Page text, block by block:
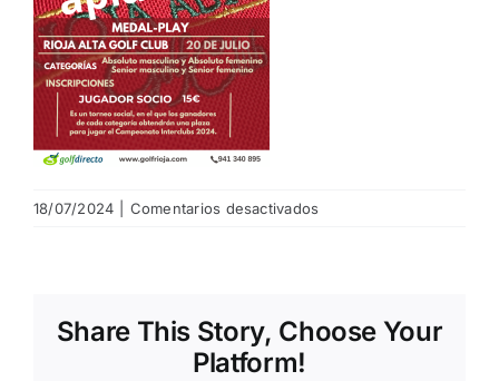
18/07/2024 Comentarios desactivados
Share This Story, Choose Your
Platform!